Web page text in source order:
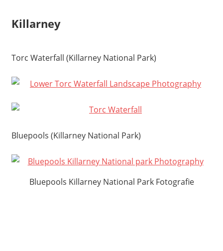
Killarney
Torc Waterfall (Killarney National Park)
Bluepools (Killarney National Park)
Bluepools Killarney National Park Fotografie